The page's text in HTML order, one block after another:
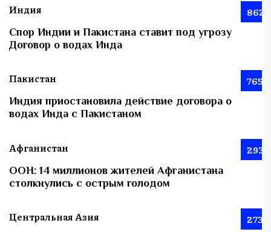
Индия 862
Спор Индии и Пакистана ставит под угрозу
Договор о водах Инда
Пакистан 765
Индия приостановила действие договора о
водах Инда с Пакистаном
Афганистан 293
ООН: 14 миллионов жителей Афганистана
столкнулись с острым голодом
Центральная Азия 273